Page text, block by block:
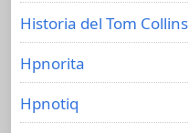
Historia del Tom Collins
Hpnorita
Hpnotiq